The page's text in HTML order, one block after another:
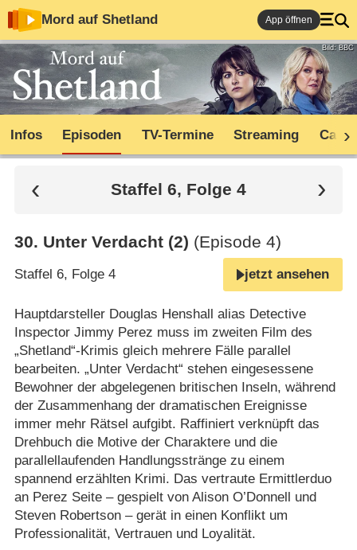
Mord auf Shetland App öffnen
Bild: BBC
Infos Episoden TV-Termine Streaming Cast
Staffel 6, Folge 4
30. Unter Verdacht (2) (Episode 4)
Staffel 6, Folge 4 jetzt ansehen
Hauptdarsteller Douglas Henshall alias Detective
Inspector Jimmy Perez muss im zweiten Film des
„Shetland“-Krimis gleich mehrere Fälle parallel
bearbeiten. „Unter Verdacht“ stehen eingesessene
Bewohner der abgelegenen britischen Inseln, während
der Zusammenhang der dramatischen Ereignisse
immer mehr Rätsel aufgibt. Raffiniert verknüpft das
Drehbuch die Motive der Charaktere und die
parallellaufenden Handlungsstränge zu einem
spannend erzählten Krimi. Das vertraute Ermittlerduo
an Perez Seite – gespielt von Alison O’Donnell und
Steven Robertson – gerät in einen Konflikt um
Professionalität, Vertrauen und Loyalität.